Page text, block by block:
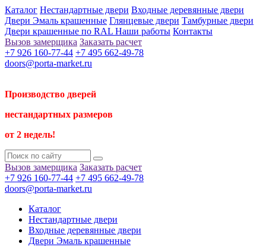
Каталог Нестандартные двери Входные деревянные двери
Двери Эмаль крашенные Глянцевые двери Тамбурные двери
Двери крашенные по RAL Наши работы Контакты
Вызов замерщика Заказать расчет
+7 926 160-77-44 +7 495 662-49-78
doors@porta-market.ru
Производство дверей
нестандартных размеров
от 2 недель!
Вызов замерщика Заказать расчет
+7 926 160-77-44 +7 495 662-49-78
doors@porta-market.ru
Каталог
Нестандартные двери
Входные деревянные двери
Двери Эмаль крашенные